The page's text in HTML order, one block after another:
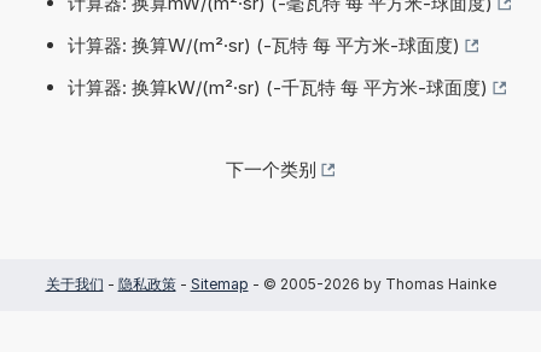
计算器: 换算W/(m²·sr) (-瓦特 每 平方米-球面度)
计算器: 换算kW/(m²·sr) (-千瓦特 每 平方米-球面度)
下一个类别
关于我们 - 隐私政策- Sitemap - © 2005-2026 by Thomas Hainke